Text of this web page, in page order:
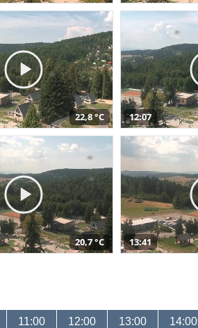
22,8 °C 12:07
20,7 °C 13:41
11:00 12:00 13:00 14:00